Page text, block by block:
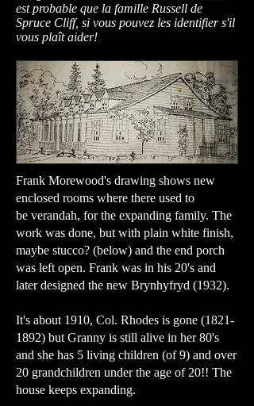
est probable que la famille Russell de
Spruce Cliff, si vous pouvez les identifier s'il
vous plaît aider!
Frank Morewood's drawing shows new
enclosed rooms where there used to
be verandah, for the expanding family. The
work was done, but with plain white finish,
maybe stucco? (below) and the end porch
was left open. Frank was in his 20's and
later designed the new Brynhyfryd (1932).
It's about 1910, Col. Rhodes is gone (1821-
1892) but Granny is still alive in her 80's
and she has 5 living children (of 9) and over
20 grandchildren under the age of 20!! The
house keeps expanding.